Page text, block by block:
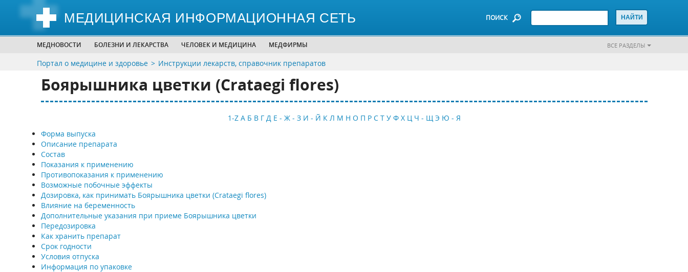
МЕДИЦИНСКАЯ ИНФОРМАЦИОННАЯ СЕТЬ ПОИСК
МЕДНОВОСТИ БОЛЕЗНИ И ЛЕКАРСТВА ЧЕЛОВЕК И МЕДИЦИНА МЕДФИРМЫ ВСЕ РАЗДЕЛЫ
Портал о медицине и здоровье Инструкции лекарств, справочник препаратов
Боярышника цветки (Crataegi flores)
1-Z А Б В Г Д Е - Ж - З И - Й К Л М Н О П Р С Т У Ф Х Ц Ч - Щ Э Ю - Я
Форма выпуска
Описание препарата
Состав
Показания к применению
Противопоказания к применению
Возможные побочные эффекты
Дозировка, как принимать Боярышника цветки (Crataegi flores)
Влияние на беременность
Дополнительные указания при приеме Боярышника цветки
Передозировка
Как хранить препарат
Срок годности
Условия отпуска
Информация по упаковке